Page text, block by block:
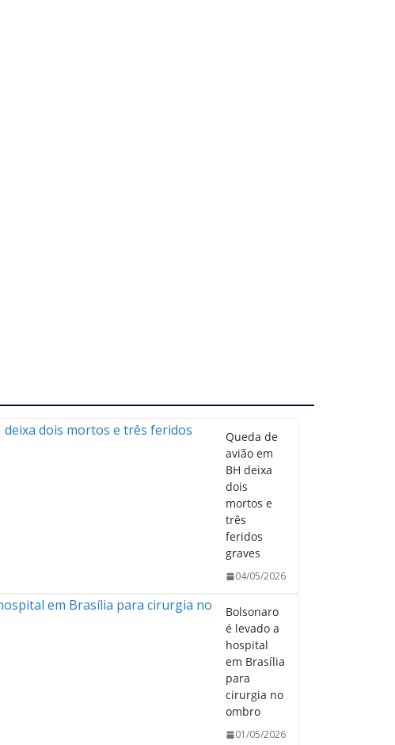
Queda de
avião em
BH deixa
dois
mortos e
três
feridos
graves
04/05/2026
Bolsonaro
é levado a
hospital
em Brasília
para
cirurgia no
ombro
01/05/2026